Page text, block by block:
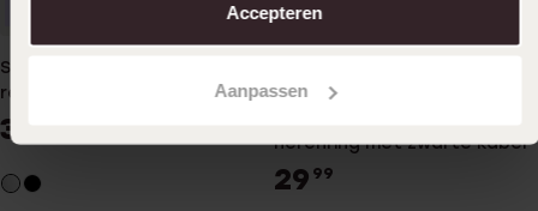
Accepteren
Aanpassen
Stainless steel ring mat
reptiel met zwarte
accenten
39
herenring met zwarte kabel
29 99